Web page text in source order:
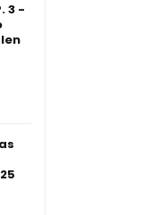
3 -